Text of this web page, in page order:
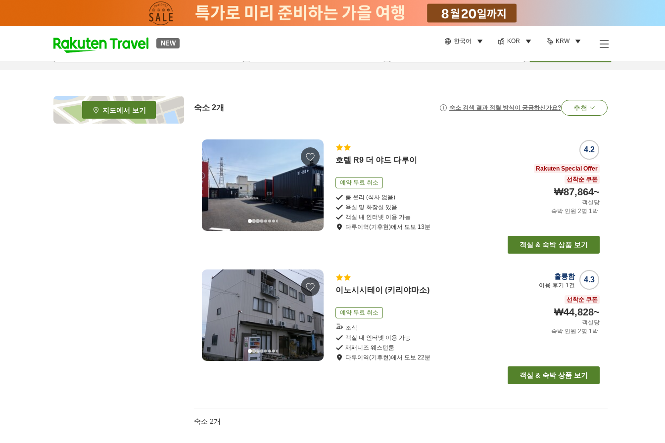
NEW 한국어 KOR KRW
t
p
e
_
s
지도에서 보기 숙소 2개 숙소 검색 결과 정렬 방식이 궁금하신가요? 추천
호텔 R9 더 야드 다루이
예약 무료 취소
룸 온리 (식사 없음)
욕실 및 화장실 있음
객실 내 인터넷 이용 가능
다루이역(기후현)에서 도보 13분
4.2
Rakuten Special Offer
선착순 쿠폰
₩87,864~
객실당
숙박 인원 2명 1박
객실 & 숙박 상품 보기
이노시시테이 (키리야마소)
예약 무료 취소
조식
객실 내 인터넷 이용 가능
재패니즈 웨스턴룸
다루이역(기후현)에서 도보 22분
4.3
훌륭함
이용 후기 1건
선착순 쿠폰
₩44,828~
객실당
숙박 인원 2명 1박
객실 & 숙박 상품 보기
숙소 2개